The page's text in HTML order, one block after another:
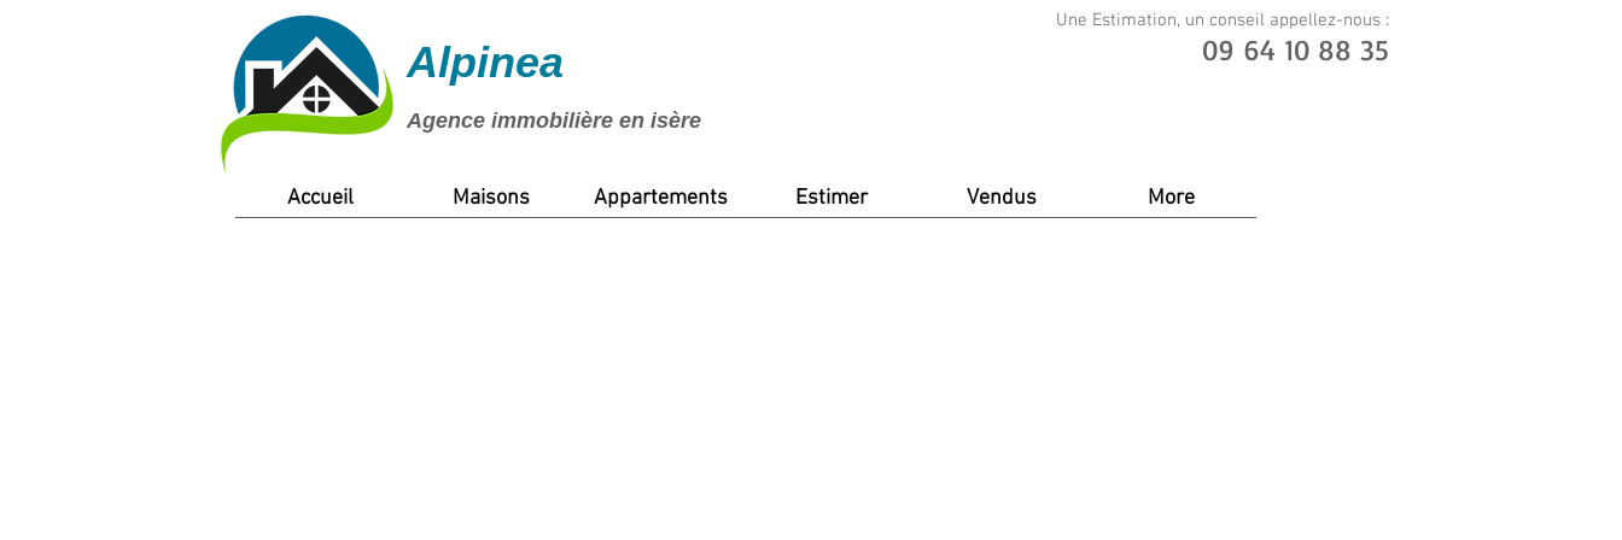
I'm a title. ​Click here to edit me.
Agence immobilière en isère
Alpinea
Accueil Maisons Appartements Estimer Vendus More
Une Estimation, un conseil appellez-nous :
09 64 10 88 35